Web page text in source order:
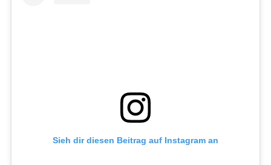
Sieh dir diesen Beitrag auf Instagram an